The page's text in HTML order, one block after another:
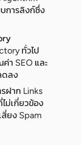
การลิงก์ซึ่ง
ทั่วไป
า SEO และ
ดลง
ฝาก Links
ม่เกี่ยวข้อง
ยง Spam